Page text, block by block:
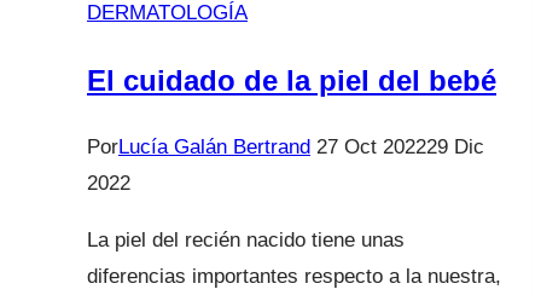
DERMATOLOGÍA
El cuidado de la piel del bebé
PorLucía Galán Bertrand 27 Oct 202229 Dic
2022
La piel del recién nacido tiene unas
diferencias importantes respecto a la nuestra,